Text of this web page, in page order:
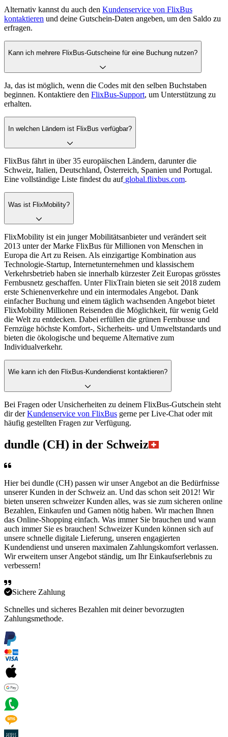
Alternativ kannst du auch den Kundenservice von FlixBus
kontaktieren und deine Gutschein-Daten angeben, um den Saldo zu
erfragen.
Kann ich mehrere FlixBus-Gutscheine für eine Buchung nutzen?
Ja, das ist möglich, wenn die Codes mit den selben Buchstaben
beginnen. Kontaktiere den FlixBus-Support, um Unterstützung zu
erhalten.
In welchen Ländern ist FlixBus verfügbar?
FlixBus fährt in über 35 europäischen Ländern, darunter die
Schweiz, Italien, Deutschland, Österreich, Spanien und Portugal.
Eine vollständige Liste findest du auf global.flixbus.com.
Was ist FlixMobility?
FlixMobility ist ein junger Mobilitätsanbieter und verändert seit
2013 unter der Marke FlixBus für Millionen von Menschen in
Europa die Art zu Reisen. Als einzigartige Kombination aus
Technologie-Startup, Internetunternehmen und klassischem
Verkehrsbetrieb haben sie innerhalb kürzester Zeit Europas grösstes
Fernbusnetz geschaffen. Unter FlixTrain bieten sie seit 2018 zudem
erste Schienenverkehre und ein intermodales Angebot. Dank
einfacher Buchung und einem täglich wachsenden Angebot bietet
FlixMobility Millionen Reisenden die Möglichkeit, für wenig Geld
die Welt zu entdecken. Dabei erfüllen die grünen Fernbusse und
Fernzüge höchste Komfort-, Sicherheits- und Umweltstandards und
bieten die ökologische und bequeme Alternative zum
Individualverkehr.
Wie kann ich den FlixBus-Kundendienst kontaktieren?
Bei Fragen oder Unsicherheiten zu deinem FlixBus-Gutschein steht
dir derKundenservice von FlixBus gerne per Live-Chat oder mit
häufig gestellten Fragen zur Verfügung.
dundle (CH) in der Schweiz
Hier bei dundle (CH) passen wir unser Angebot an die Bedürfnisse
unserer Kunden in der Schweiz an. Und das schon seit 2012! Wir
bieten unseren schweizer Kunden alles, was sie zum sicheren online
Bezahlen, Einkaufen und Gamen nötig haben. Wir machen Ihnen
das Online-Shopping einfach. Was immer Sie brauchen und wann
auch immer Sie es brauchen! Schweizer Kunden können sich auf
unsere schnelle digitale Lieferung, unseren engagierten
Kundendienst und unseren maximalen Zahlungskomfort verlassen.
Wir erweitern unser Angebot ständig, um Ihr Einkaufserlebnis zu
verbessern!
Sichere Zahlung
Schnelles und sicheres Bezahlen mit deiner bevorzugten
Zahlungsmethode.